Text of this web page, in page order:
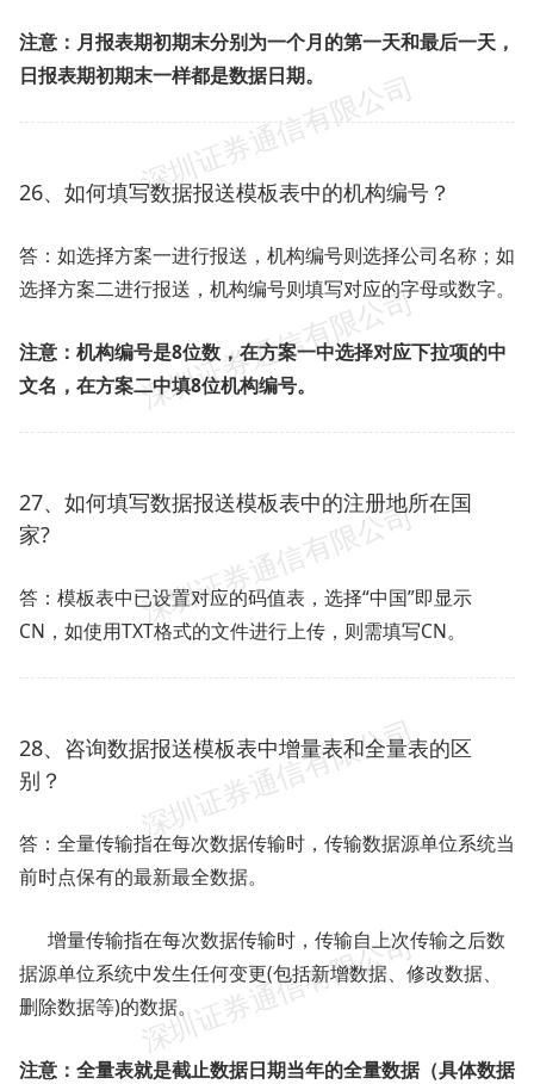
注意：月报表期初期末分别为一个月的第一天和最后一天，
日报表期初期末一样都是数据日期。
26、如何填写数据报送模板表中的机构编号？
答：如选择方案一进行报送，机构编号则选择公司名称；如
选择方案二进行报送，机构编号则填写对应的字母或数字。
注意：机构编号是8位数，在方案一中选择对应下拉项的中
文名，在方案二中填8位机构编号。
27、如何填写数据报送模板表中的注册地所在国
家?
答：模板表中已设置对应的码值表，选择“中国”即显示
CN，如使用TXT格式的文件进行上传，则需填写CN。
28、咨询数据报送模板表中增量表和全量表的区
别？
答：全量传输指在每次数据传输时，传输数据源单位系统当
前时点保有的最新最全数据。
增量传输指在每次数据传输时，传输自上次传输之后数
据源单位系统中发生任何变更(包括新增数据、修改数据、
删除数据等)的数据。
注意：全量表就是截止数据日期当年的全量数据（具体数据